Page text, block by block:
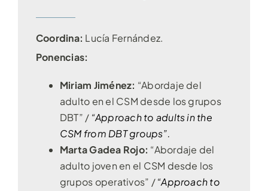
Coordina: Lucía Fernández.
Ponencias:
Miriam Jiménez: “Abordaje del
adulto en el CSM desde los grupos
DBT” / “Approach to adults in the
CSM from DBT groups”.
Marta Gadea Rojo: “Abordaje del
adulto joven en el CSM desde los
grupos operativos” /“Approach to